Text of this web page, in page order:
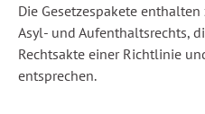
Die Gesetzespakete
Asyl- und Aufenthaltsrechts,
Rechtsakte einer Richtlinie
entsprechen.